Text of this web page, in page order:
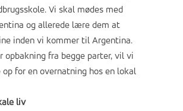
Vi skal mødes med
og allerede lære dem at
inden vi kommer til Argentina.
opbakning fra begge parter, vil vi
op for en overnatning hos en lokal
liv